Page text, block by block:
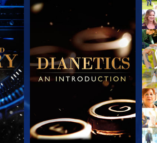
ESPLORA LE SERIE